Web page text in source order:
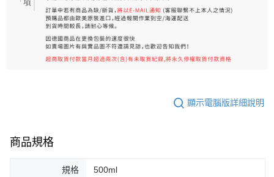
顯示電腦版詳細說明
商品規格
規格 500ml